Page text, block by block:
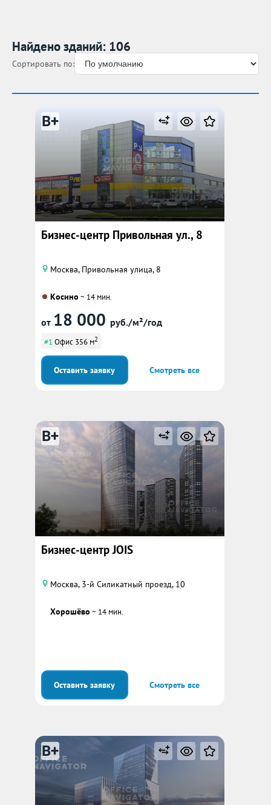
Найдено зданий: 106
Сортировать по:
B+
Бизнес-центр Привольная ул., 8
Москва, Привольная улица, 8
Косино ~ 14 мин.
от 18 000 руб./м²/год
#1 Офис 356 м2
Оставить заявку Смотреть все
B+
Бизнес-центр JOIS
Москва, 3-й Силикатный проезд, 10
Хорошёво ~ 14 мин.
Оставить заявку Смотреть все
B+